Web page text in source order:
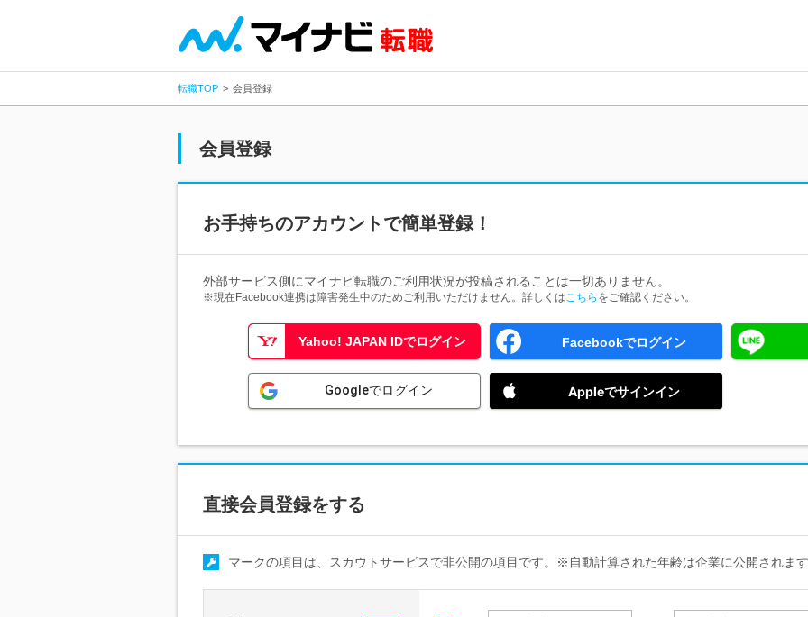
転職TOP 会員登録
会員登録
お手持ちのアカウントで簡単登録！
外部サービス側にマイナビ転職のご利用状況が投稿されることは一切ありません。
※現在Facebook連携は障害発生中のためご利用いただけません。詳しくはこちら をご確認ください。
Yahoo! JAPAN IDでログイン Facebookでログイン
Googleでログイン Appleでサインイン
直接会員登録をする
マークの項目は、スカウトサービスで非公開の項目です。※自動計算された年齢は企業に公開されま